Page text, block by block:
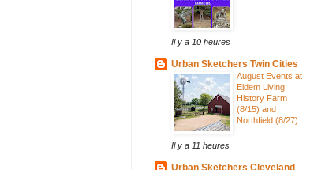
Il y a 10 heures
Urban Sketchers Twin Cities
August Events at
Eidem Living
History Farm
(8/15) and
Northfield (8/27)
Il y a 11 heures
Urban Sketchers Cleveland